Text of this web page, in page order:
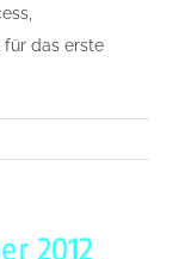
für das erste